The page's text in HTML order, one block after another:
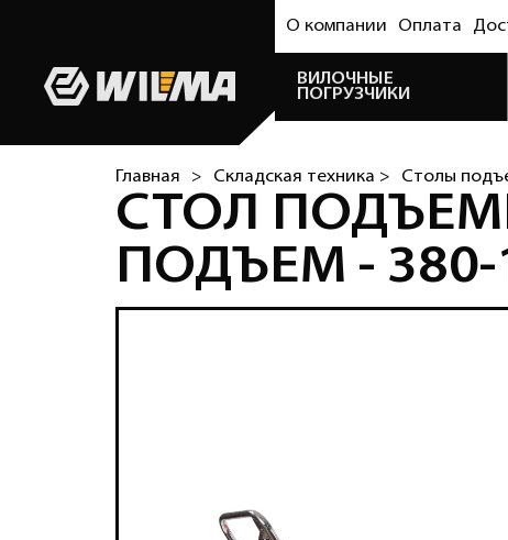
О компании Оплата
ВИЛОЧНЫЕ
ПОГРУЗЧИКИ
Главная > Складская техника > Столы
СТОЛ
ПОДЪЕМ -